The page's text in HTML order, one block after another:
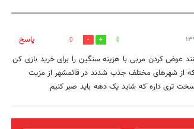
0
0
پاسخ
عوض کردن مربی با هزینه سنگین را برای خرید بازی کن
که از شهرهای مختلف جذب شدند در قائمشهر از مزیت
تری داره که شاید یک دهه باید صبر کنیم